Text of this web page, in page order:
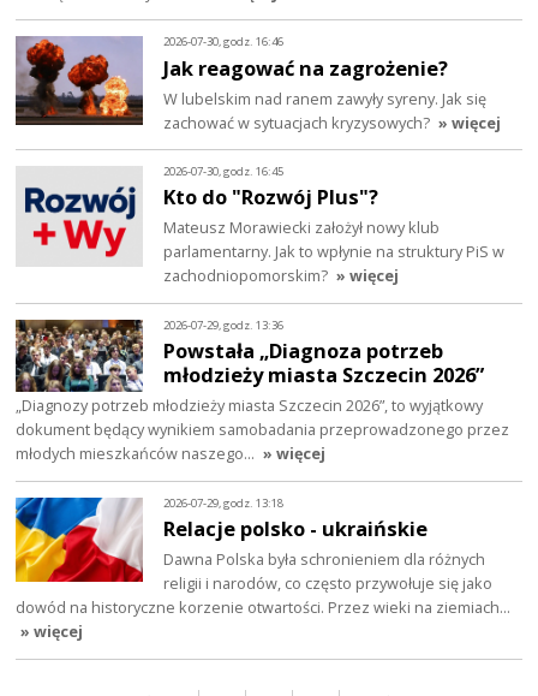
2026-07-30, godz. 16:46
Jak reagować na zagrożenie?
W lubelskim nad ranem zawyły syreny. Jak się
zachować w sytuacjach kryzysowych? » więcej
2026-07-30, godz. 16:45
Kto do "Rozwój Plus"?
Mateusz Morawiecki założył nowy klub
parlamentarny. Jak to wpłynie na struktury PiS w
zachodniopomorskim? » więcej
2026-07-29, godz. 13:36
Powstała „Diagnoza potrzeb
młodzieży miasta Szczecin 2026”
„Diagnozy potrzeb młodzieży miasta Szczecin 2026”, to wyjątkowy
dokument będący wynikiem samobadania przeprowadzonego przez
młodych mieszkańców naszego… » więcej
2026-07-29, godz. 13:18
Relacje polsko - ukraińskie
Dawna Polska była schronieniem dla różnych
religii i narodów, co często przywołuje się jako
dowód na historyczne korzenie otwartości. Przez wieki na ziemiach…
» więcej